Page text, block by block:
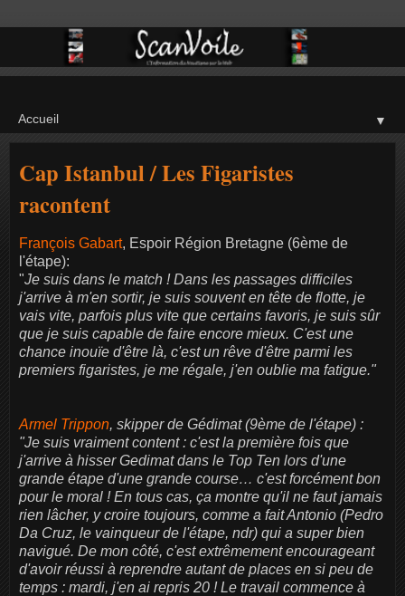
▼
Cap Istanbul / Les Figaristes
racontent
François Gabart, Espoir Région Bretagne (6ème de
l'étape):
"Je suis dans le match ! Dans les passages difficiles
j'arrive à m'en sortir, je suis souvent en tête de flotte, je
vais vite, parfois plus vite que certains favoris, je suis sûr
que je suis capable de faire encore mieux. C'est une
chance inouïe d'être là, c'est un rêve d'être parmi les
premiers figaristes, je me régale, j'en oublie ma fatigue."
Armel Trippon, skipper de Gédimat (9ème de l'étape) :
"Je suis vraiment content : c'est la première fois que
j'arrive à hisser Gedimat dans le Top Ten lors d'une
grande étape d'une grande course… c'est forcément bon
pour le moral ! En tous cas, ça montre qu'il ne faut jamais
rien lâcher, y croire toujours, comme a fait Antonio (Pedro
Da Cruz, le vainqueur de l'étape, ndr) qui a super bien
navigué. De mon côté, c'est extrêmement encourageant
d'avoir réussi à reprendre autant de places en si peu de
temps : mardi, j'en ai repris 20 ! Le travail commence à